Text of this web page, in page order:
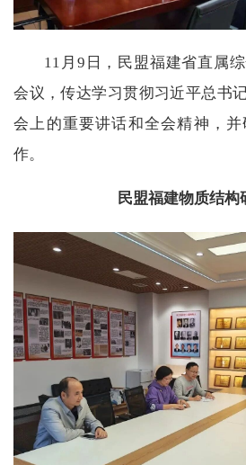
11月9日，民盟福建省直属
会议，传达学习贯彻习近平总书
会上的重要讲话和全会精神，
作。
民盟福建物质结构